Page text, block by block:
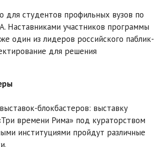
для студентов профильных вузов по
участников программы
один из лидеров российского паблик-
для решения
блокбастеров: выставку
времени Рима» под кураторством
институциями пройдут различные